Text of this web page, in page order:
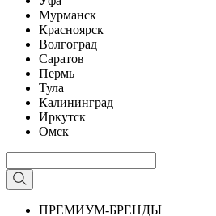
Мурманск
Красноярск
Волгоград
Саратов
Пермь
Тула
Калининград
Иркутск
Омск
ПРЕМИУМ-БРЕНДЫ